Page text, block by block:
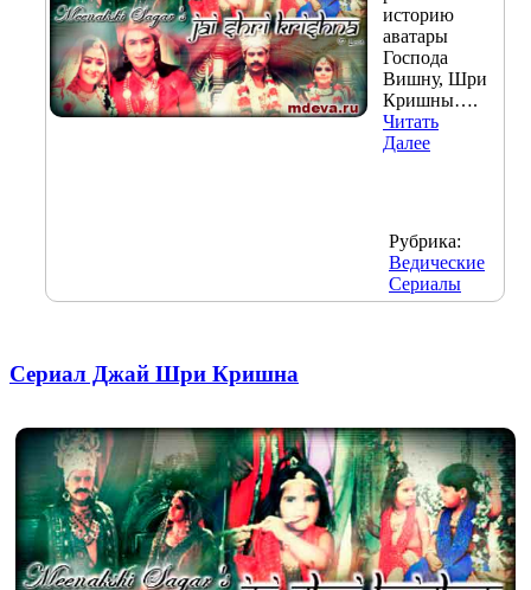
историю
аватары
Господа
Вишну, Шри
Кришны….
Читать
Далее
Рубрика:
Ведические
Сериалы
Сериал Джай Шри Кришна